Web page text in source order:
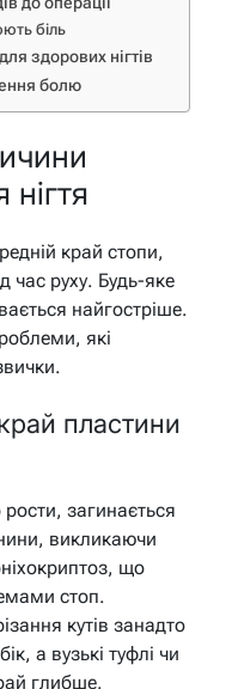
біль
здорових нігтів
болю
край стопи,
час руху. Будь-яке
найгостріше.
які
пластини
рости, загинається
викликаючи
що
стоп.
кутів занадто
а вузькі туфлі чи
глибше.